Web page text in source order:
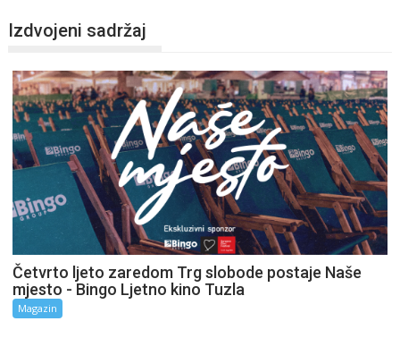
Izdvojeni sadržaj
Četvrto ljeto zaredom Trg slobode postaje Naše
mjesto - Bingo Ljetno kino Tuzla
Magazin